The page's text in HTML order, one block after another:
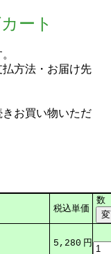
ート
払方法・お届け先
きお買い物いただ
税込単価
数
5,280 円